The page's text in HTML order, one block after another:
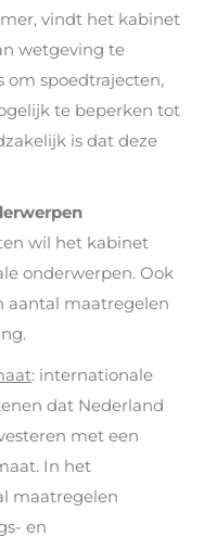
vindt het kabinet
wetgeving te
om spoedtrajecten,
te beperken tot
is dat deze
wil het kabinet
onderwerpen. Ook
aantal maatregelen
: internationale
dat Nederland
met een
In het
maatregelen
en